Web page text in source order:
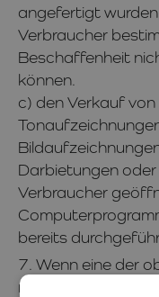
angefertigt
Verbraucher
Beschaffenheit
können.
c) den Verkauf von
Darbietungen
Verbraucher
bereits
7. Wenn eine der
nicht erfüllt ist,